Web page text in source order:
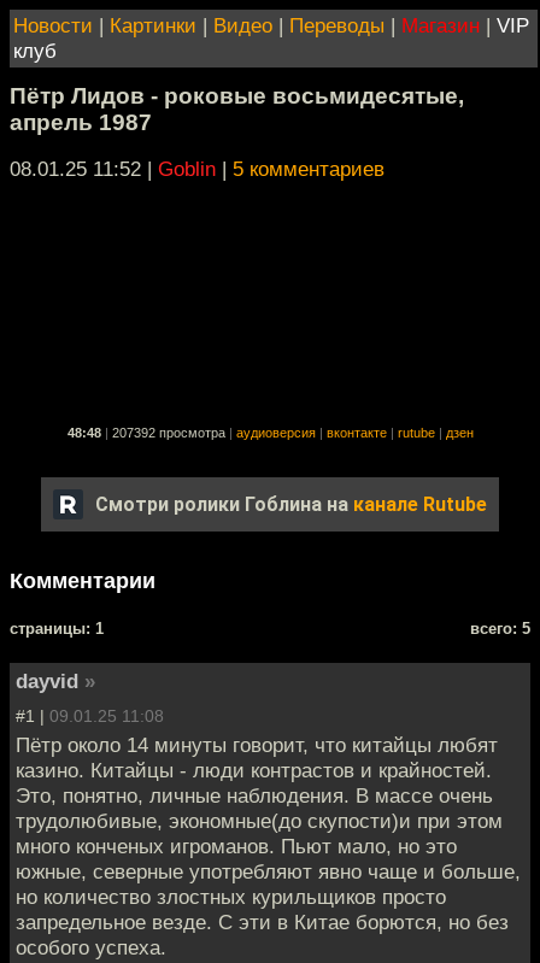
Новости | Картинки | Видео | Переводы | Магазин | VIP
клуб
Пётр Лидов - роковые восьмидесятые,
апрель 1987
08.01.25 11:52 | Goblin | 5 комментариев
48:48 207392 просмотра аудиоверсия вконтакте rutube дзен
Смотри ролики Гоблина на канале Rutube
Комментарии
cтраницы: 1 всего: 5
dayvid »
#1 | 09.01.25 11:08
Пётр около 14 минуты говорит, что китайцы любят
казино. Китайцы - люди контрастов и крайностей.
Это, понятно, личные наблюдения. В массе очень
трудолюбивые, экономные(до скупости)и при этом
много конченых игроманов. Пьют мало, но это
южные, северные употребляют явно чаще и больше,
но количество злостных курильщиков просто
запредельное везде. С эти в Китае борются, но без
особого успеха.